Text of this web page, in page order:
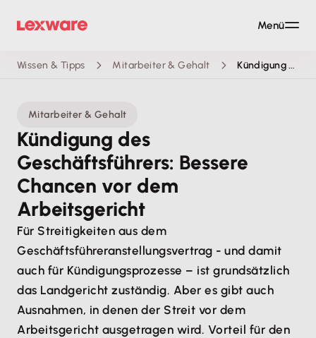
Wissen & Tipps Mitarbeiter & Gehalt Kündigung des Geschäftsführers: Bessere Chancen vor dem Arbeitsgericht
Mitarbeiter & Gehalt
Kündigung des
Geschäftsführers: Bessere
Chancen vor dem
Arbeitsgericht
Für Streitigkeiten aus dem
Geschäftsführeranstellungsvertrag - und damit
auch für Kündigungsprozesse – ist grundsätzlich
das Landgericht zuständig. Aber es gibt auch
Ausnahmen, in denen der Streit vor dem
Arbeitsgericht ausgetragen wird. Vorteil für den
Menü